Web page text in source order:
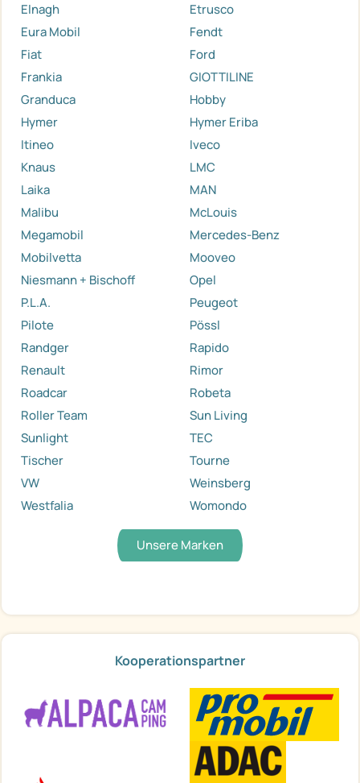
Elnagh
Etrusco
Eura Mobil
Fendt
Fiat
Ford
Frankia
GIOTTILINE
Granduca
Hobby
Hymer
Hymer Eriba
Itineo
Iveco
Knaus
LMC
Laika
MAN
Malibu
McLouis
Megamobil
Mercedes-Benz
Mobilvetta
Mooveo
Niesmann + Bischoff
Opel
P.L.A.
Peugeot
Pilote
Pössl
Randger
Rapido
Renault
Rimor
Roadcar
Robeta
Roller Team
Sun Living
Sunlight
TEC
Tischer
Tourne
VW
Weinsberg
Westfalia
Womondo
Unsere Marken
Kooperationspartner